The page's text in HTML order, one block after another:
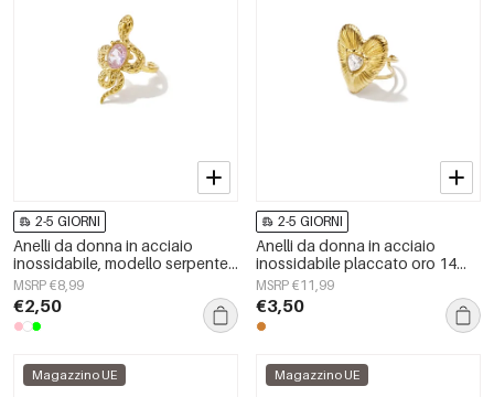
2-5 GIORNI
Anelli da donna in acciaio
inossidabile, modello serpente,
classici, per feste ed eventi, di
lusso.
MSRP €8,99
€2,50
2-5 GIORNI
Anelli da donna in acciaio
inossidabile placcato oro 14
carati, modello a cuore,
semplici, per tutti i giorni.
MSRP €11,99
€3,50
Magazzino UE Magazzino UE